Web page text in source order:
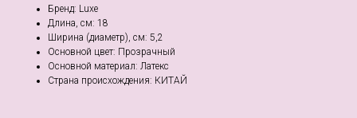
Бренд: Luxe
Длина, см: 18
Ширина (диаметр), см: 5,2
Основной цвет: Прозрачный
Основной материал: Латекс
Страна происхождения: КИТАЙ